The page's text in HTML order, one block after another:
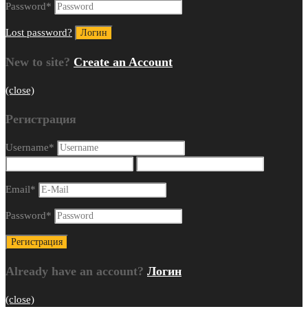
Password*
Lost password?
New to site? Create an Account
(close)
Регистрация
Username*
Email*
Password*
Already have an account? Логин
(close)